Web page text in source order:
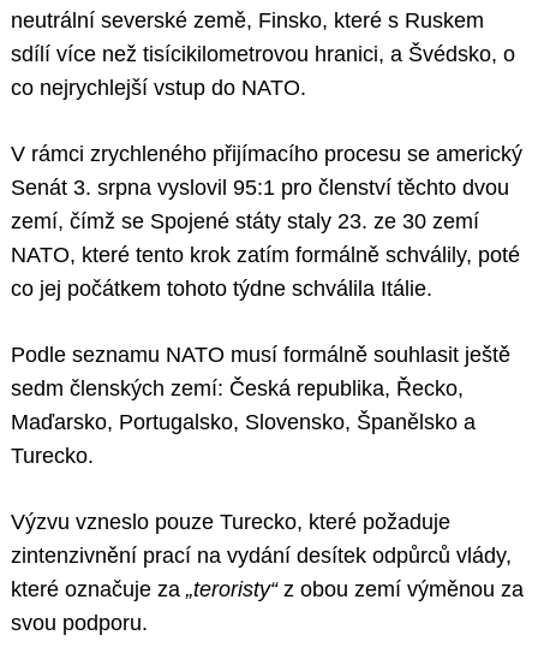
neutrální severské země, Finsko, které s Ruskem
sdílí více než tisícikilometrovou hranici, a Švédsko, o
co nejrychlejší vstup do NATO.
V rámci zrychleného přijímacího procesu se americký
Senát 3. srpna vyslovil 95:1 pro členství těchto dvou
zemí, čímž se Spojené státy staly 23. ze 30 zemí
NATO, které tento krok zatím formálně schválily, poté
co jej počátkem tohoto týdne schválila Itálie.
Podle seznamu NATO musí formálně souhlasit ještě
sedm členských zemí: Česká republika, Řecko,
Maďarsko, Portugalsko, Slovensko, Španělsko a
Turecko.
Výzvu vzneslo pouze Turecko, které požaduje
zintenzivnění prací na vydání desítek odpůrců vlády,
které označuje za „teroristy“ z obou zemí výměnou za
svou podporu.